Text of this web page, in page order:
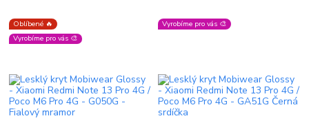
Oblíbené 🔥
Vyrobíme pro vás 🎨
Vyrobíme pro vás 🎨